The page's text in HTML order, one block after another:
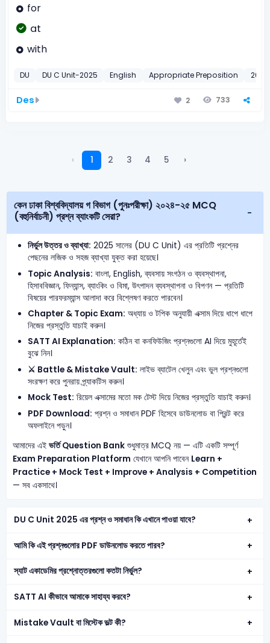
for
at
with
DU DU C Unit-2025 English Appropriate Preposition 2025
Des 2 733
‹ 1 2 3 4 5 ›
কেন ঢাকা বিশ্ববিদ্যালয় গ বিভাগ (পুনঃপরীক্ষা) ২০২৪-২৫ MCQ
(বহুনির্বাচনী) প্রশ্ন ব্যাংকটি সেরা?
নির্ভুল উত্তর ও ব্যাখ্যা: 2025 সালের (DU C Unit) এর প্রতিটি প্রশ্নের
পেছনের লজিক ও সহজ ব্যাখ্যা যুক্ত করা হয়েছে।
Topic Analysis: বাংলা, English, ব্যবসায় সংগঠন ও ব্যবস্থাপনা,
হিসাববিজ্ঞান, ফিন্যান্স, ব্যাংকিং ও বিমা, উৎপাদন ব্যবস্থাপনা ও বিপণন — প্রতিটি
বিষয়ের পারফরম্যান্স আলাদা করে বিশ্লেষণ করতে পারবেন।
Chapter & Topic Exam: অধ্যায় ও টপিক অনুযায়ী এক্সাম দিয়ে ধাপে ধাপে
নিজের প্রস্তুতি যাচাই করুন।
SATT AI Explanation: কঠিন বা কনফিউজিং প্রশ্নগুলো AI দিয়ে মুহূর্তেই
বুঝে নিন।
⚔️ Battle & Mistake Vault: লাইভ ব্যাটেল খেলুন এবং ভুল প্রশ্নগুলো
সংরক্ষণ করে পুনরায় প্র্যাকটিস করুন।
Mock Test: রিয়েল এক্সামের মতো মক টেস্ট দিয়ে নিজের প্রস্তুতি যাচাই করুন।
PDF Download: প্রশ্ন ও সমাধান PDF হিসেবে ডাউনলোড বা প্রিন্ট করে
অফলাইনে পড়ুন।
আমাদের এই ভর্তি Question Bankশুধুমাত্র MCQ নয় — এটি একটি সম্পূর্ণ
Exam Preparation Platform যেখানে আপনি পাবেন Learn +
Practice + Mock Test + Improve + Analysis + Competition
— সব একসাথে।
DU C Unit 2025 এর প্রশ্ন ও সমাধান কি এখানে পাওয়া যাবে?
আমি কি এই প্রশ্নগুলোর PDF ডাউনলোড করতে পারব?
স্যাট একাডেমির প্রশ্নোত্তরগুলো কতটা নির্ভুল?
SATT AI কীভাবে আমাকে সাহায্য করবে?
Mistake Vault বা মিস্টেক ভল্ট কী?